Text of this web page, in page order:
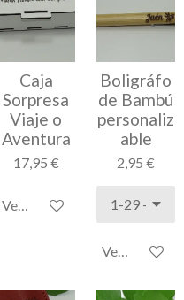
Caja
Sorpresa
Viaje o
Aventura
17,95 €
Ver detalles
Boligráfo
de Bambú
personaliz
able
2,95 €
Ver detalles